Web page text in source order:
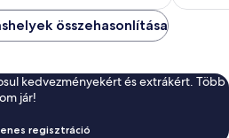
összehasonlítása
kedvezményekért és extrákért. Több
jár!
regisztráció